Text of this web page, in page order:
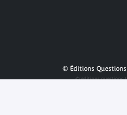
© Éditions
© editions questions